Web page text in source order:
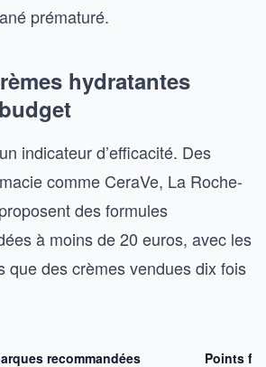
prématuré.
hydratantes
indicateur d’efficacité. Des
comme CeraVe, La Roche-
des formules
à moins de 20 euros, avec les
que des crèmes vendues dix fois
recommandées Points